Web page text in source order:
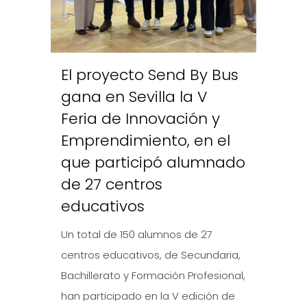
El proyecto Send By Bus
gana en Sevilla la V
Feria de Innovación y
Emprendimiento, en el
que participó alumnado
de 27 centros
educativos
Un total de 150 alumnos de 27
centros educativos, de Secundaria,
Bachillerato y Formación Profesional,
han participado en la V edición de